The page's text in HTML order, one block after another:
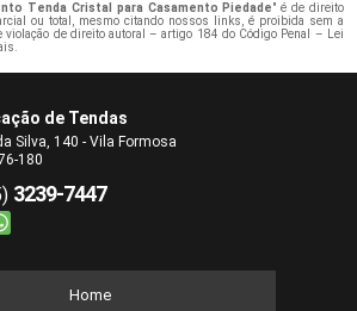
Tenda Cristal para Casamento Piedade" é de direito
ou total, mesmo citando nossos links, é proibida sem a
violação de direito autoral – artigo 184 do Código Penal – Lei
.
de Tendas
Silva, 140 - Vila Formosa
180
3239-7447
Home